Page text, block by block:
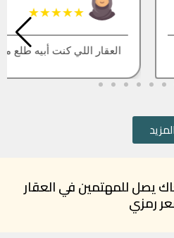
أتمنى التحديث يكون أسرع
يصل للمهتمين في العقار
رمزي